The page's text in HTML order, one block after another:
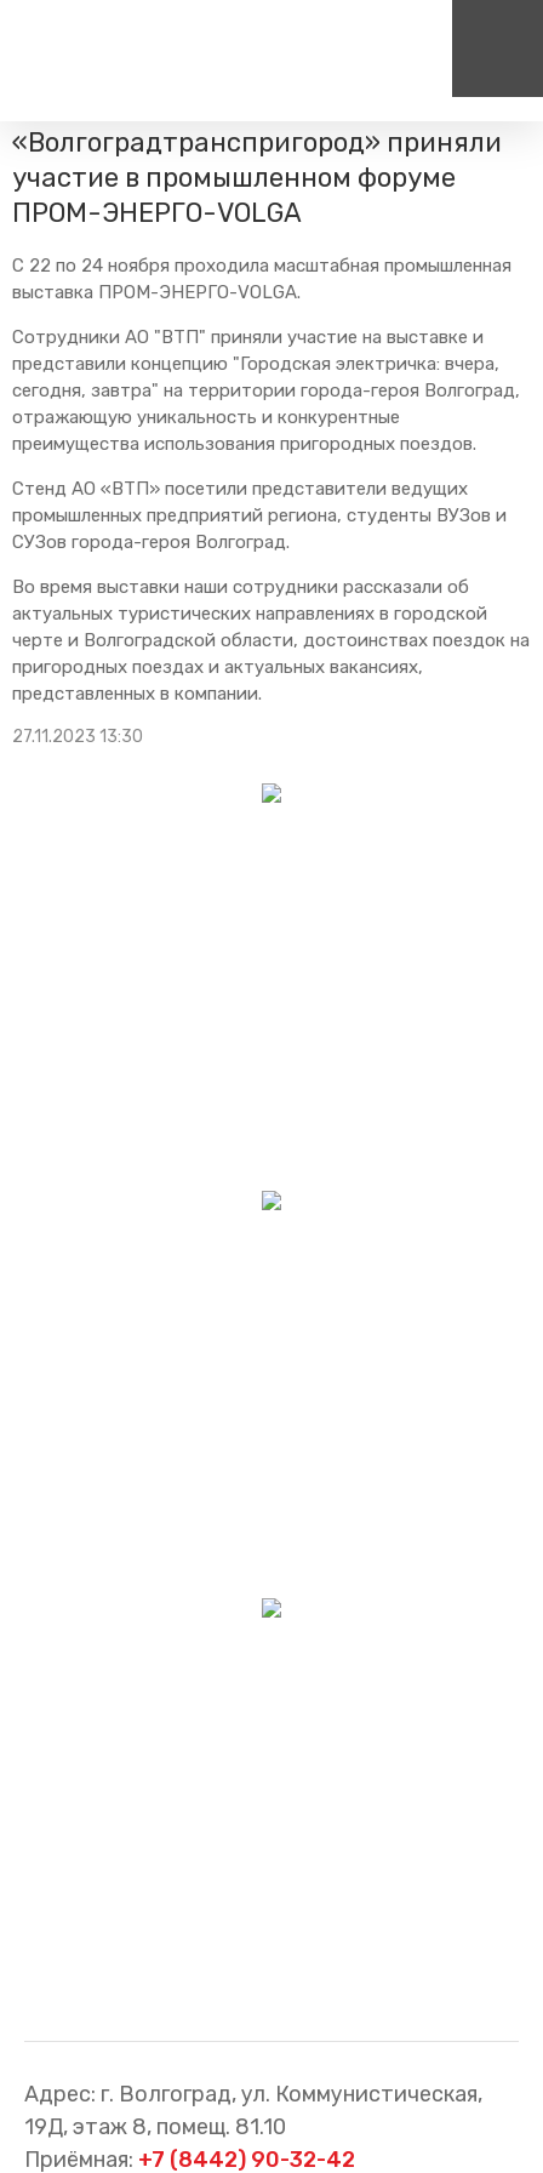
Пассажирам
Тарифы и льготы
Схема обращения
пригородных поездов
Мобильное приложение
Правила проезда
Для маломобильных
пассажиров
Туризм
Самостоятельные
Единый номер вызова экстренных служб
112
«Волгоградтранспригород» приняли
участие в промышленном форуме
ПРОМ-ЭНЕРГО-VOLGA
С 22 по 24 ноября проходила масштабная промышленная
выставка ПРОМ-ЭНЕРГО-VOLGA.
Сотрудники АО "ВТП" приняли участие на выставке и
представили концепцию "Городская электричка: вчера,
сегодня, завтра" на территории города-героя Волгоград,
отражающую уникальность и конкурентные
преимущества использования пригородных поездов.
Стенд АО «ВТП» посетили представители ведущих
промышленных предприятий региона, студенты ВУЗов и
СУЗов города-героя Волгоград.
Во время выставки наши сотрудники рассказали об
актуальных туристических направлениях в городской
черте и Волгоградской области, достоинствах поездок на
пригородных поездах и актуальных вакансиях,
представленных в компании.
27.11.2023 13:30
Адрес: г. Волгоград, ул. Коммунистическая,
19Д, этаж 8, помещ. 81.10
Приёмная: +7 (8442) 90-32-42